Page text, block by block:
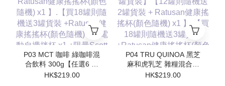
P03 MCT 咖啡 綠咖啡混
合飲料 300g【任選6 罐
隨機送一罐貨裝】 【12
HK$219.00
P04 TRU QUINOA 黑芝
麻和虎乳芝 雜糧混合飲
料 18穀糧全面營養素
HK$219.00